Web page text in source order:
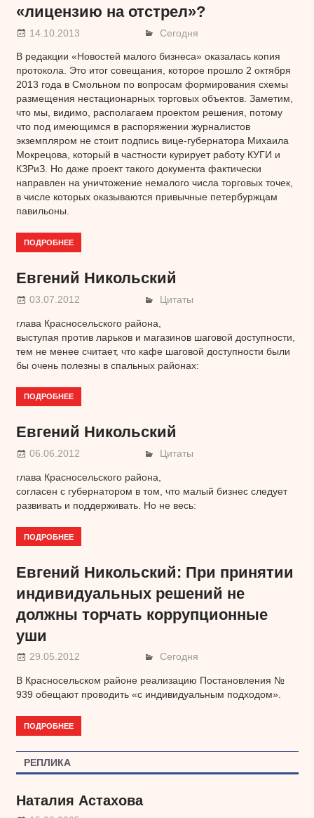
«лицензию на отстрел»?
14.10.2013 Сегодня
В редакции «Новостей малого бизнеса» оказалась копия
протокола. Это итог совещания, которое прошло 2 октября
2013 года в Смольном по вопросам формирования схемы
размещения нестационарных торговых объектов. Заметим,
что мы, видимо, располагаем проектом решения, потому
что под имеющимся в распоряжении журналистов
экземпляром не стоит подпись вице-губернатора Михаила
Мокрецова, который в частности курирует работу КУГИ и
КЗРиЗ. Но даже проект такого документа фактически
направлен на уничтожение немалого числа торговых точек,
в числе которых оказываются привычные петербуржцам
павильоны.
ПОДРОБНЕЕ
Евгений Никольский
03.07.2012 Цитаты
глава Красносельского района,
выступая против ларьков и магазинов шаговой доступности,
тем не менее считает, что кафе шаговой доступности были
бы очень полезны в спальных районах:
ПОДРОБНЕЕ
Евгений Никольский
06.06.2012 Цитаты
глава Красносельского района,
согласен с губернатором в том, что малый бизнес следует
развивать и поддерживать. Но не весь:
ПОДРОБНЕЕ
Евгений Никольский: При принятии
индивидуальных решений не
должны торчать коррупционные
уши
29.05.2012 Сегодня
В Красносельском районе реализацию Постановления №
939 обещают проводить «с индивидуальным подходом».
ПОДРОБНЕЕ
РЕПЛИКА
Наталия Астахова